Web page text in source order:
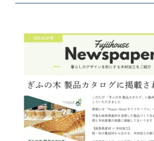
種類・樹種・用途から選ぶ
サンプ
0584-33-
営業時間 9:00〜17:00（土日祝 定休）